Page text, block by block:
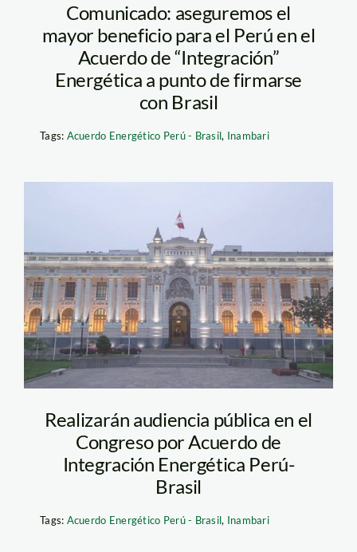
Comunicado: aseguremos el
mayor beneficio para el Perú en el
Acuerdo de “Integración”
Energética a punto de firmarse
con Brasil
Tags: Acuerdo Energético Perú - Brasil, Inambari
lima-congreso-
republica
Realizarán audiencia pública en el
Congreso por Acuerdo de
Integración Energética Perú-
Brasil
Tags: Acuerdo Energético Perú - Brasil, Inambari